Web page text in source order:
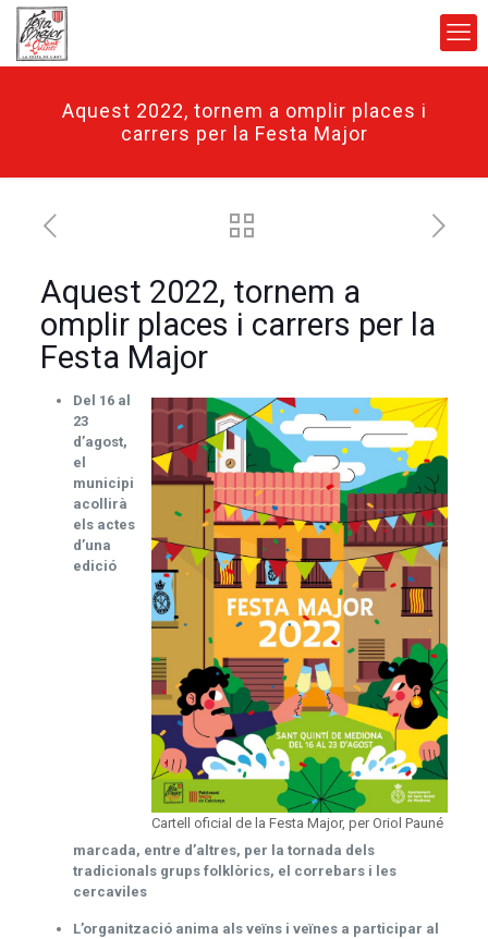
Aquest 2022, tornem a omplir places i
carrers per la Festa Major
Aquest 2022, tornem a
omplir places i carrers per la
Festa Major
Cartell oficial de la Festa Major, per Oriol Pauné
Del 16 al
23
d’agost,
el
municipi
acollirà
els actes
d’una
edició
marcada, entre d’altres, per la tornada dels
tradicionals grups folklòrics, el correbars i les
cercaviles
L’organització anima als veïns i veïnes a participar al